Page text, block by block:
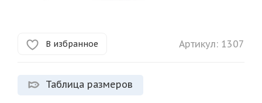
В избранное Артикул: 1307
Таблица размеров